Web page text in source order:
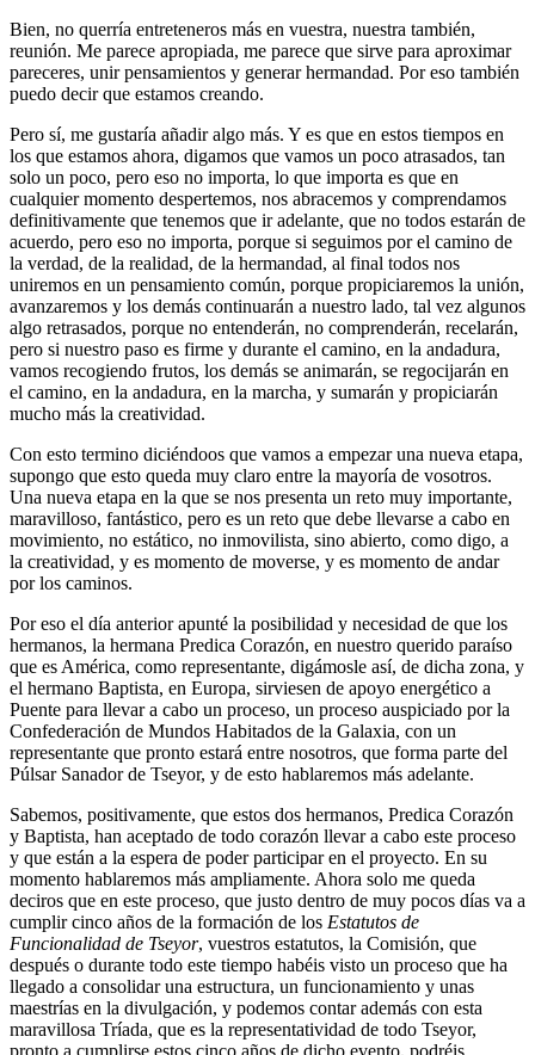
Bien, no querría entreteneros más en vuestra, nuestra también,
reunión. Me parece apropiada, me parece que sirve para aproximar
pareceres, unir pensamientos y generar hermandad. Por eso también
puedo decir que estamos creando.
Pero sí, me gustaría añadir algo más. Y es que en estos tiempos en
los que estamos ahora, digamos que vamos un poco atrasados, tan
solo un poco, pero eso no importa, lo que importa es que en
cualquier momento despertemos, nos abracemos y comprendamos
definitivamente que tenemos que ir adelante, que no todos estarán de
acuerdo, pero eso no importa, porque si seguimos por el camino de
la verdad, de la realidad, de la hermandad, al final todos nos
uniremos en un pensamiento común, porque propiciaremos la unión,
avanzaremos y los demás continuarán a nuestro lado, tal vez algunos
algo retrasados, porque no entenderán, no comprenderán, recelarán,
pero si nuestro paso es firme y durante el camino, en la andadura,
vamos recogiendo frutos, los demás se animarán, se regocijarán en
el camino, en la andadura, en la marcha, y sumarán y propiciarán
mucho más la creatividad.
Con esto termino diciéndoos que vamos a empezar una nueva etapa,
supongo que esto queda muy claro entre la mayoría de vosotros.
Una nueva etapa en la que se nos presenta un reto muy importante,
maravilloso, fantástico, pero es un reto que debe llevarse a cabo en
movimiento, no estático, no inmovilista, sino abierto, como digo, a
la creatividad, y es momento de moverse, y es momento de andar
por los caminos.
Por eso el día anterior apunté la posibilidad y necesidad de que los
hermanos, la hermana Predica Corazón, en nuestro querido paraíso
que es América, como representante, digámosle así, de dicha zona, y
el hermano Baptista, en Europa, sirviesen de apoyo energético a
Puente para llevar a cabo un proceso, un proceso auspiciado por la
Confederación de Mundos Habitados de la Galaxia, con un
representante que pronto estará entre nosotros, que forma parte del
Púlsar Sanador de Tseyor, y de esto hablaremos más adelante.
Sabemos, positivamente, que estos dos hermanos, Predica Corazón
y Baptista, han aceptado de todo corazón llevar a cabo este proceso
y que están a la espera de poder participar en el proyecto. En su
momento hablaremos más ampliamente. Ahora solo me queda
deciros que en este proceso, que justo dentro de muy pocos días va a
cumplir cinco años de la formación de los Estatutos de
Funcionalidad de Tseyor, vuestros estatutos, la Comisión, que
después o durante todo este tiempo habéis visto un proceso que ha
llegado a consolidar una estructura, un funcionamiento y unas
maestrías en la divulgación, y podemos contar además con esta
maravillosa Tríada, que es la representatividad de todo Tseyor,
pronto a cumplirse estos cinco años de dicho evento, podréis